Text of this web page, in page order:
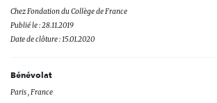
ChezFondation du Collège de France
Publié le : 28.11.2019
Date de clôture : 15.01.2020
Bénévolat
Paris , France